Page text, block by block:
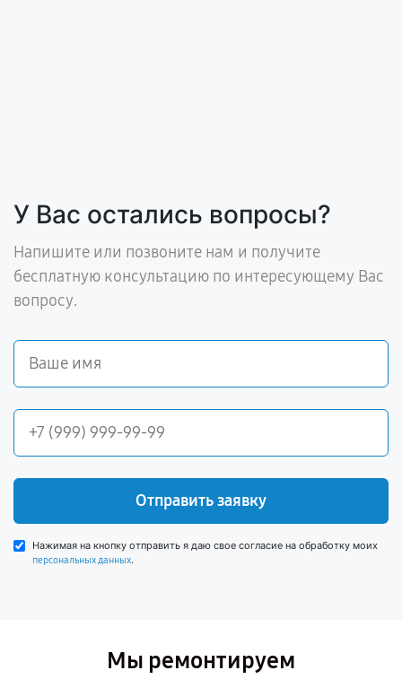
У Вас остались вопросы?
Напишите или позвоните нам и получите
бесплатную консультацию по интересующему Вас
вопросу.
Отправить заявку
Нажимая на кнопку отправить я даю свое согласие на обработку моих
персональных данных.
Мы ремонтируем